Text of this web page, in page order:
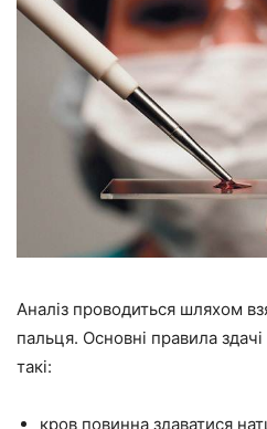
Аналіз проводиться шляхом
пальця. Основні правила здачі
такі:
кров повинна здаватися